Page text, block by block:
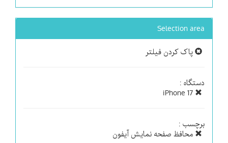
Selection area
پاک کردن فیلتر
دستگاه :
برچسب :
محافظ صفحه نمایش آیفون